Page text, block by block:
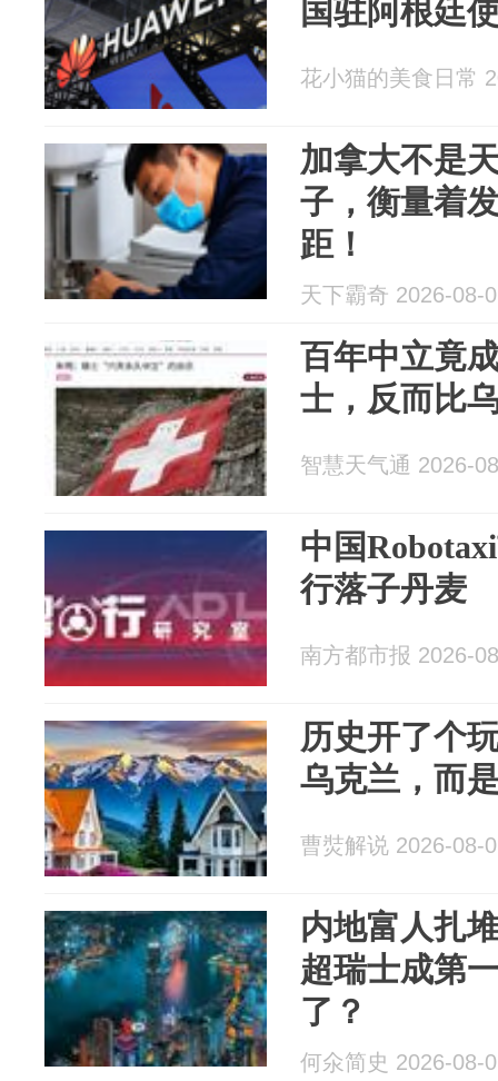
国驻阿根廷
花小猫的美食日常
加拿大不是
子，衡量着
距！
天下霸奇 2026-08-
百年中立竟
士，反而比
智慧天气通 2026-
中国
行落子丹麦
南方都市报 2026-
历史开了个
乌克兰，而
曹焋解说 2026-08-
内地富人扎
超瑞士成第
了？
何氽简史 2026-08-